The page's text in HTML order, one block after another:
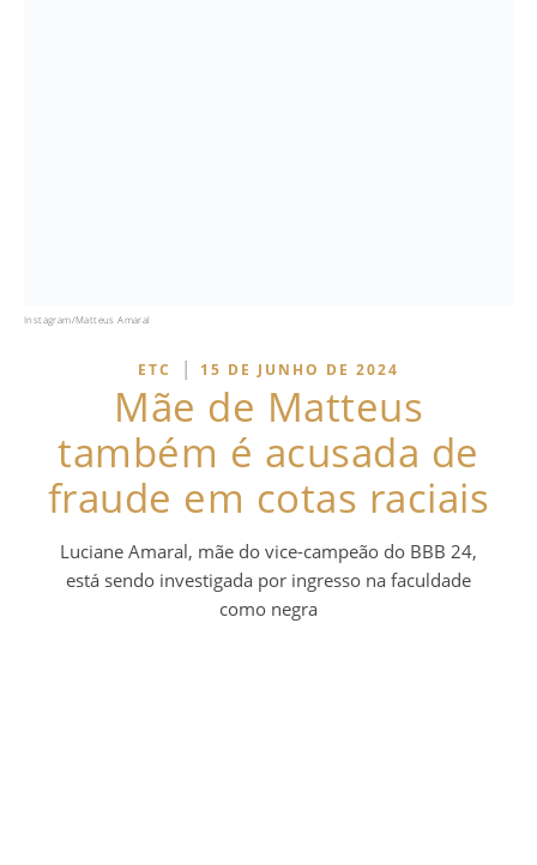
Instagram/Matteus Amaral
ETC | 15 DE JUNHO DE 2024
Mãe de Matteus
também é acusada de
fraude em cotas raciais
Luciane Amaral, mãe do vice-campeão do BBB 24,
está sendo investigada por ingresso na faculdade
como negra